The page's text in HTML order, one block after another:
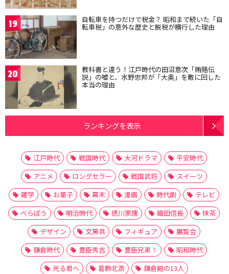
19 自転車を持つだけで税金？ 昭和まで続いた「自
転車税」の意外な歴史と脱税が横行した理由
20 教科書と違う！江戸時代の田沼意次「賄賂伝
説」の嘘と、水野忠邦が「大奥」を敵に回した
本当の理由
ランキングを表示
江戸時代 戦国時代 大河ドラマ
平安時代
アニメ
ロングセラー 戦国武将
スイーツ
雑学
お菓子 幕末 漫画 時代劇
テレビ
べらぼう
明治時代 徳川家康 織田信長
抹茶
デザイン
文房具 フィギュア
展覧会
鎌倉時代
豊臣秀吉 豊臣兄弟！
昭和時代
光る君へ
葛飾北斎 鎌倉殿の13人